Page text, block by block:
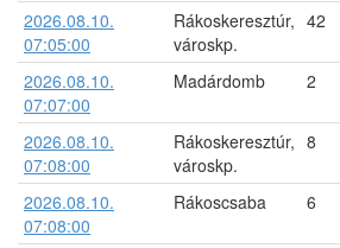
2026.08.10.
07:05:00
Rákoskeresztúr,
városkp.
42
2026.08.10.
07:07:00
Madárdomb 2
2026.08.10.
07:08:00
Rákoskeresztúr,
városkp.
8
2026.08.10.
07:08:00
Rákoscsaba 6